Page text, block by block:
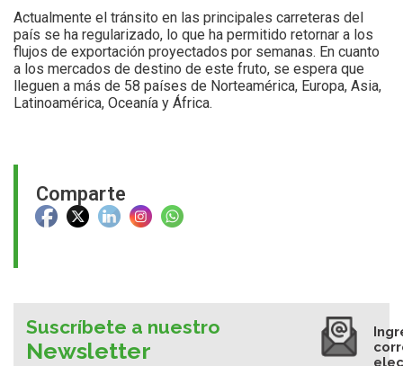
Comparte
Actualmente el tránsito en las principales carreteras del
país se ha regularizado, lo que ha permitido retornar a los
flujos de exportación proyectados por semanas. En cuanto
a los mercados de destino de este fruto, se espera que
lleguen a más de 58 países de Norteamérica, Europa, Asia,
Latinoamérica, Oceanía y África.
Suscríbete a nuestro
Newsletter